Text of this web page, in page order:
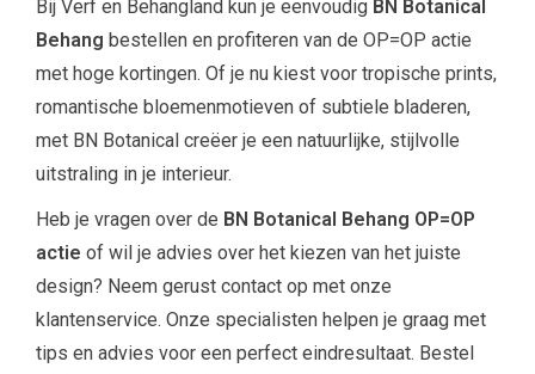
Bij Verf en Behangland kun je eenvoudig BN Botanical
Behang bestellen en profiteren van de OP=OP actie
met hoge kortingen. Of je nu kiest voor tropische prints,
romantische bloemenmotieven of subtiele bladeren,
met BN Botanical creëer je een natuurlijke, stijlvolle
uitstraling in je interieur.
Heb je vragen over de BN Botanical Behang OP=OP
actie of wil je advies over het kiezen van het juiste
design? Neem gerust contact op met onze
klantenservice. Onze specialisten helpen je graag met
tips en advies voor een perfect eindresultaat. Bestel